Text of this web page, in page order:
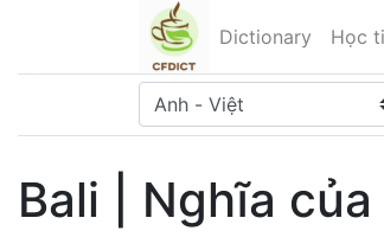
Dictionary Học
Bali | Nghĩa